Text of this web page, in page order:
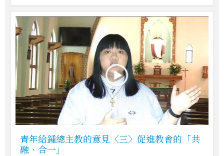
青年給鍾總主教的意見〈三〉促進教會的「共
融、合一」